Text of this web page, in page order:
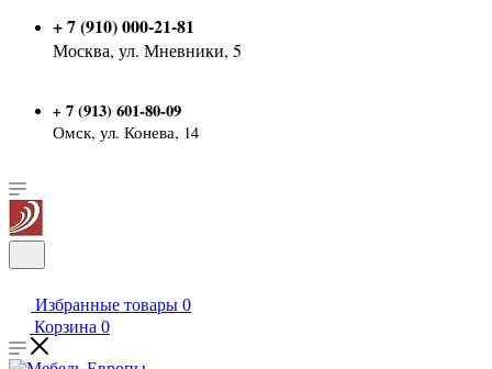
+ 7 (910) 000-21-81
Москва, ул. Мневники, 5
+ 7 (913) 601-80-09
Омск, ул. Конева, 14
Избранные товары 0
Корзина 0